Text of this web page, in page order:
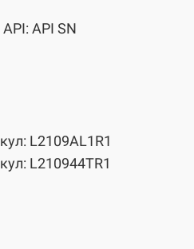
API SN
L2109AL1R1
L210944TR1